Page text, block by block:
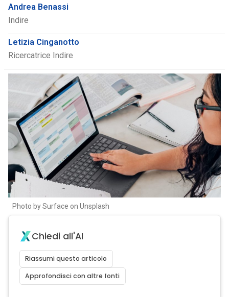
Andrea Benassi
Indire
Letizia Cinganotto
Ricercatrice Indire
Photo by Surface on Unsplash
Chiedi all'AI
Riassumi questo articolo
Approfondisci con altre fonti